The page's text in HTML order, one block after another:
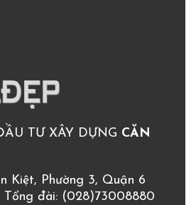
TƯ XÂY DỰNG CĂN
Kiệt, Phường 3, Quận 6
Tổng đài: (028)73008880